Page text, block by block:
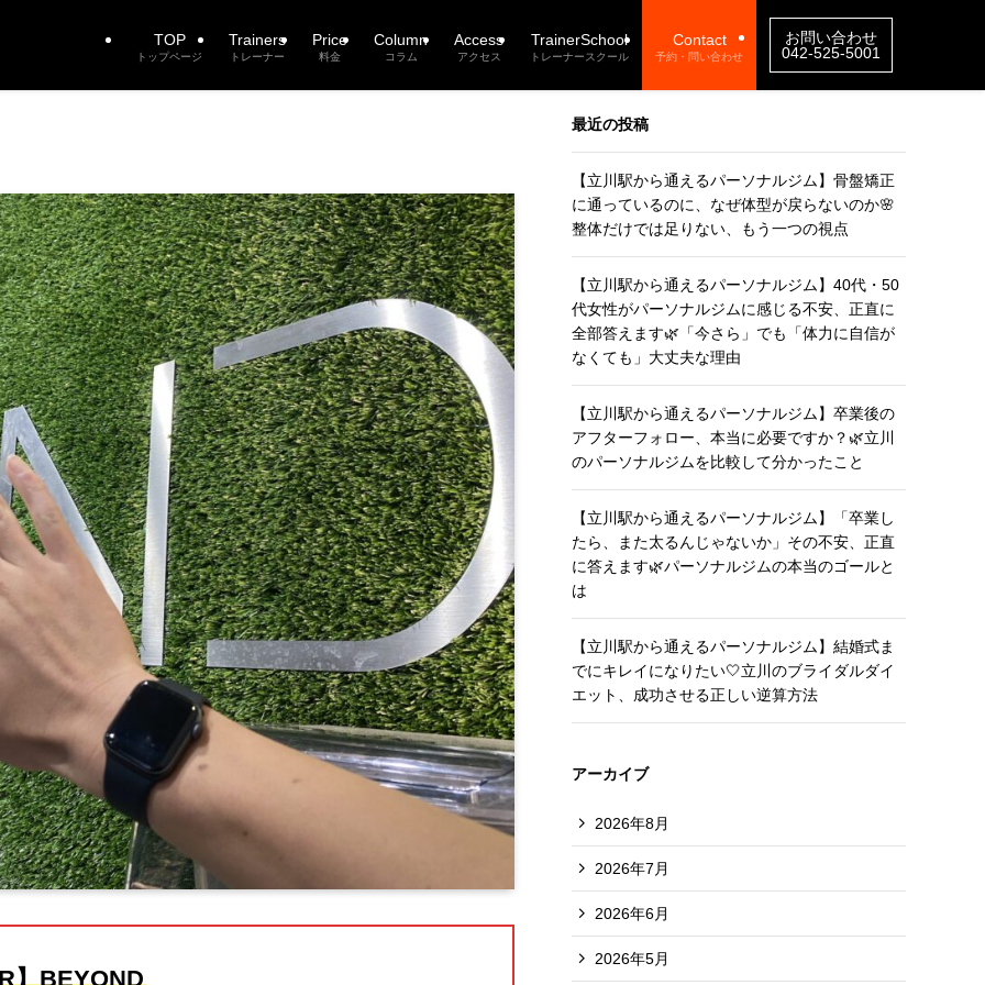
TOP
トップページ
Trainers
トレーナー
Price
料金
Column
コラム
Access
アクセス
TrainerSchool
トレーナースクール
Contact
予約・問い合わせ
お問い合わせ
042-525-5001
】BEYOND
最近の投稿
【立川駅から通えるパーソナルジム】骨盤矯正
に通っているのに、なぜ体型が戻らないのか🌸
整体だけでは足りない、もう一つの視点
【立川駅から通えるパーソナルジム】40代・50
代女性がパーソナルジムに感じる不安、正直に
全部答えます🌿「今さら」でも「体力に自信が
なくても」大丈夫な理由
【立川駅から通えるパーソナルジム】卒業後の
アフターフォロー、本当に必要ですか？🌿立川
のパーソナルジムを比較して分かったこと
【立川駅から通えるパーソナルジム】「卒業し
たら、また太るんじゃないか」その不安、正直
に答えます🌿パーソナルジムの本当のゴールと
は
【立川駅から通えるパーソナルジム】結婚式ま
でにキレイになりたい🤍立川のブライダルダイ
エット、成功させる正しい逆算方法
アーカイブ
2026年8月
2026年7月
2026年6月
2026年5月